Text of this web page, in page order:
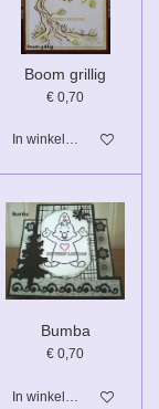
Boom grillig
€ 0,70
In winkelwagen
Bumba
€ 0,70
In winkelwagen